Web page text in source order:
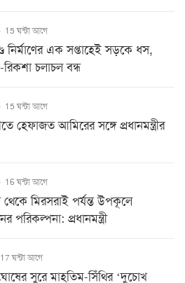
15 ঘন্টা আগে
নির্মাণের এক সপ্তাহেই সড়কে ধস,
চলাচল বন্ধ
15 ঘন্টা আগে
হেফাজত আমিরের সঙ্গে প্রধানমন্ত্রীর
16 ঘন্টা আগে
থেকে মিরসরাই পর্যন্ত উপকূলে
পরিকল্পনা: প্রধানমন্ত্রী
17 ঘন্টা আগে
সুরে মাহতিম-সিঁথির ‘দুচোখ